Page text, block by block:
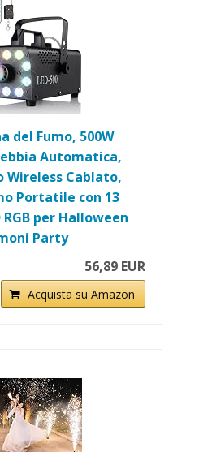
del Fumo, 500W
Automatica,
Wireless Cablato,
Portatile con 13
RGB per Halloween
Party
56,89 EUR
Acquista su Amazon